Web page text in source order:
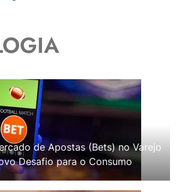
de Apostas (Bets) no Varejo
Desafio para o Consumo